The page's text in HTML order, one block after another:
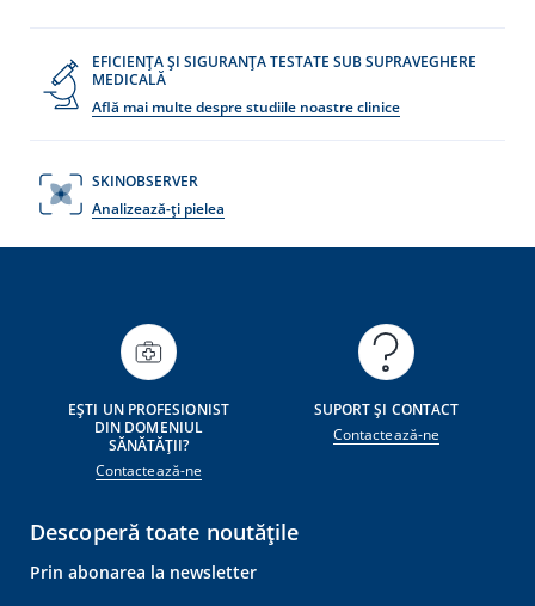
EFICIENȚA ȘI SIGURANȚA TESTATE SUB SUPRAVEGHERE
MEDICALĂ
Află mai multe despre studiile noastre clinice
SKINOBSERVER
Analizează-ți pielea
EȘTI UN PROFESIONIST
DIN DOMENIUL
SĂNĂTĂȚII?
Contactează-ne
SUPORT ȘI CONTACT
Contactează-ne
Descoperă toate noutățile
Prin abonarea la newsletter